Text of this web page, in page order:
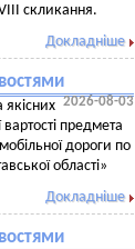
скликання.
Докладніше
2026-08-03
якісних
предмета
дороги по
області»
Докладніше